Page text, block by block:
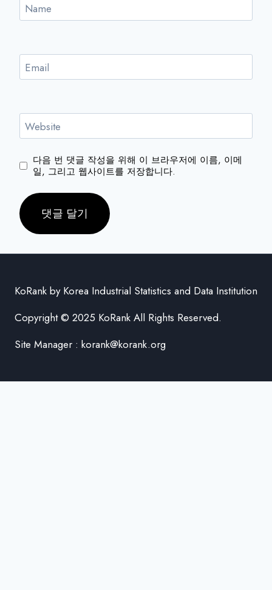
Name
Email
Website
다음 번 댓글 작성을 위해 이 브라우저에 이름, 이메
일, 그리고 웹사이트를 저장합니다.
KoRank by Korea Industrial Statistics and Data Institution
Copyright © 2025 KoRank All Rights Reserved.
Site Manager : korank@korank.org